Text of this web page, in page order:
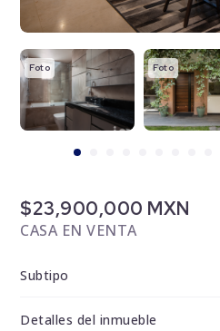
Foto Foto
$23,900,000 MXN
CASA EN VENTA
Subtipo
Detalles del inmueble